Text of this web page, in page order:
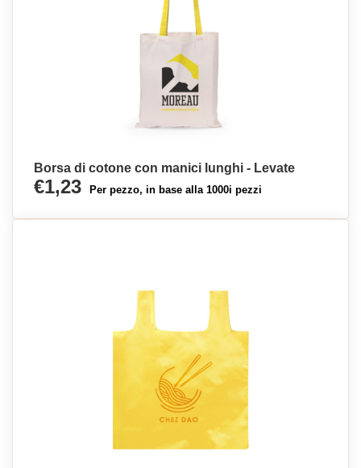
Borsa di cotone con manici lunghi - Levate
€1,23 Per pezzo, in base alla 1000i pezzi